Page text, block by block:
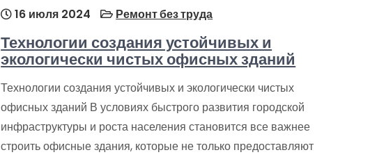
16 июля 2024 Ремонт без труда
Технологии создания устойчивых и
экологически чистых офисных зданий
Технологии создания устойчивых и экологически чистых
офисных зданий В условиях быстрого развития городской
инфраструктуры и роста населения становится все важнее
строить офисные здания, которые не только предоставляют